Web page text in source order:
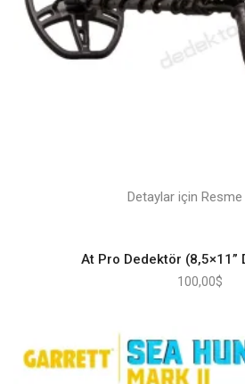
Detaylar için Resme
At Pro Dedektör (8,5×11”
100,00$